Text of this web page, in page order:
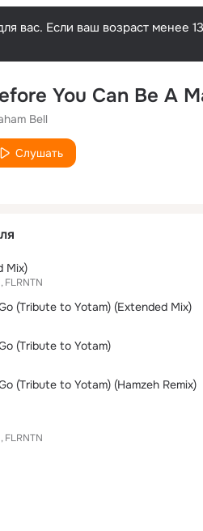
вас. Если ваш возраст менее
You Can Be A
Bell
Слушать
Mix)
FLRNTN
(Tribute to Yotam) (Extended Mix)
(Tribute to Yotam)
(Tribute to Yotam) (Hamzeh Remix)
FLRNTN